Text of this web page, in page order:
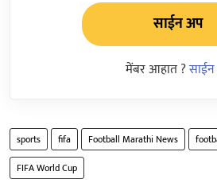
साईन अप
मेंबर आहात ?
sports fifa Football Marathi News
FIFA World Cup